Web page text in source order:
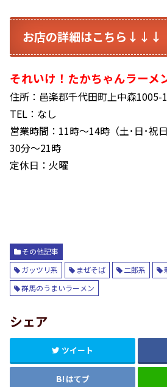
お店の詳細はこちら↓↓↓
それいけ！たかちゃんラーメ
住所：邑楽郡千代田町上中森1005-1
TEL：なし
営業時間：11時～14時（土･日･祝
30分～21時
定休日：火曜
その他記事
ガッツリ系
まぜそば 二郎系
群馬のうまいラーメン
シェア
ツイート
はてブ